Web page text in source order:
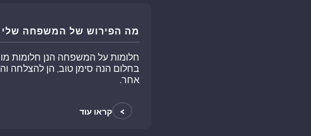
מה הפירוש של המשפחה שלי
חלומות על המשפחה הנן חלומות
בחלום הנה סימן טוב, הן להצלחה
אחר.
> קראו עוד